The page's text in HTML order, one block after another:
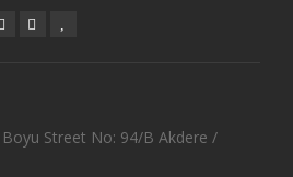
Street No: 94/B Akdere /